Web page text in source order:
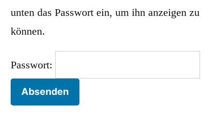
unten das Passwort ein, um ihn anzeigen zu
können.
Passwort: